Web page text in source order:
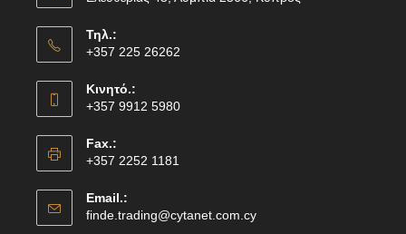
Τηλ.:
+357 225 26262
Κινητό.:
+357 9912 5980
Fax.:
+357 2252 1181
Email.:
finde.trading@cytanet.com.cy